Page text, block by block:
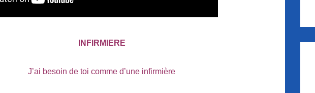
INFIRMIERE
J’ai besoin de toi comme d’une infirmière